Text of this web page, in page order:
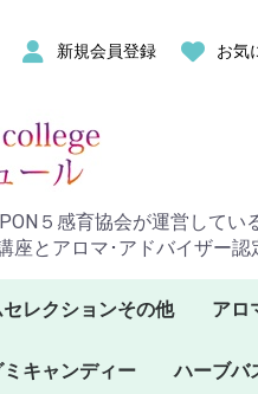
新規会員登録 お気
５感育協会が運営してい
とアロマ･アドバイザー
レクションその他 アロ
キャンディー ハーブバ